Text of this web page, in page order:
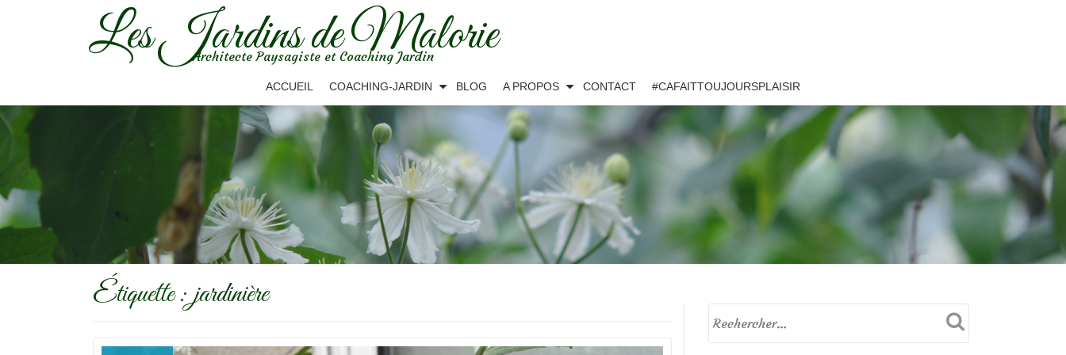
Les Jardins de Malorie
Architecte Paysagiste et Coaching Jardin
ACCUEIL COACHING-JARDIN BLOG A PROPOS CONTACT #CAFAITTOUJOURSPLAISIR
Étiquette :jardinière